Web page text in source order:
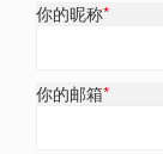
你的昵称*
你的邮箱*